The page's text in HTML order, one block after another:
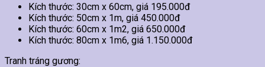
Kích thước: 30cm x 60cm, giá 195.000đ
Kích thước: 50cm x 1m, giá 450.000đ
Kích thước: 60cm x 1m2, giá 650.000đ
Kích thước: 80cm x 1m6, giá 1.150.000đ
Tranh tráng gương: